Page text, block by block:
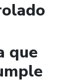
que